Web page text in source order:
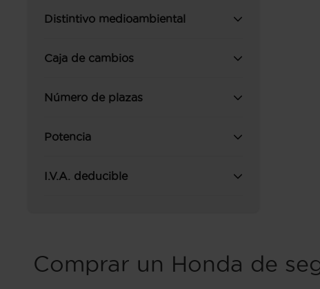
Distintivo medioambiental
Caja de cambios
Número de plazas
Potencia
I.V.A. deducible
Comprar un Honda de